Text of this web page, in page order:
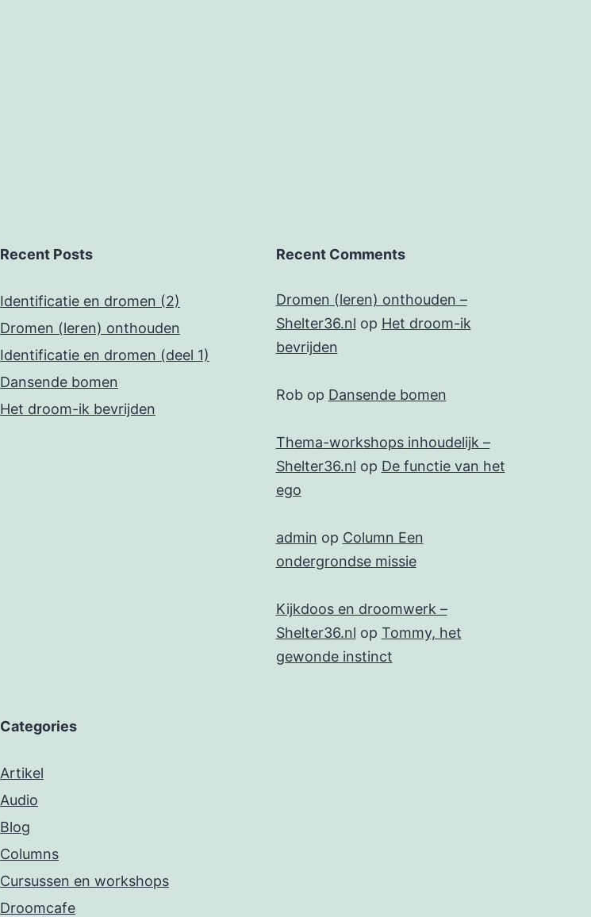
Recent Posts
Identificatie en dromen (2)
Dromen (leren) onthouden
Identificatie en dromen (deel 1)
Dansende bomen
Het droom-ik bevrijden
Recent Comments
Dromen (leren) onthouden –
Shelter36.nl op Het droom-ik
bevrijden
Robop Dansende bomen
Thema-workshops inhoudelijk –
Shelter36.nl op De functie van het
ego
admin op Column Een
ondergrondse missie
Kijkdoos en droomwerk –
Shelter36.nl op Tommy, het
gewonde instinct
Categories
Artikel
Audio
Blog
Columns
Cursussen en workshops
Droomcafe